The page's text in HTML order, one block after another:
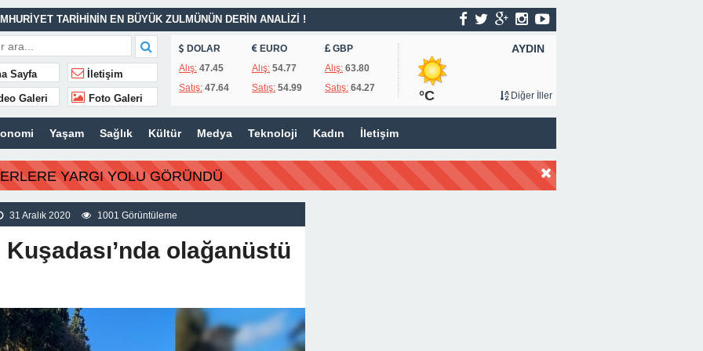
TARİHİNİN EN BÜYÜK ZULMÜNÜN DERİN ANALİZİ !
UNUTULMADI
– 42 “Kırık Şehirlerin Çocukları”
SONU !
Sayfa İletişim
Galeri Foto Galeri
DOLAR
Alış: 47.45
Satış: 47.64
EURO
Alış:54.77
Satış:54.99
GBP
Alış:63.80
Satış:64.27
AYDIN
°C Diğer İller
Yaşam Sağlık Kültür Medya Teknoloji Kadın İletişim
YARGI YOLU GÖRÜNDÜ
31 Aralık 2020 1001 Görüntüleme
Kuşadası’nda olağanüstü